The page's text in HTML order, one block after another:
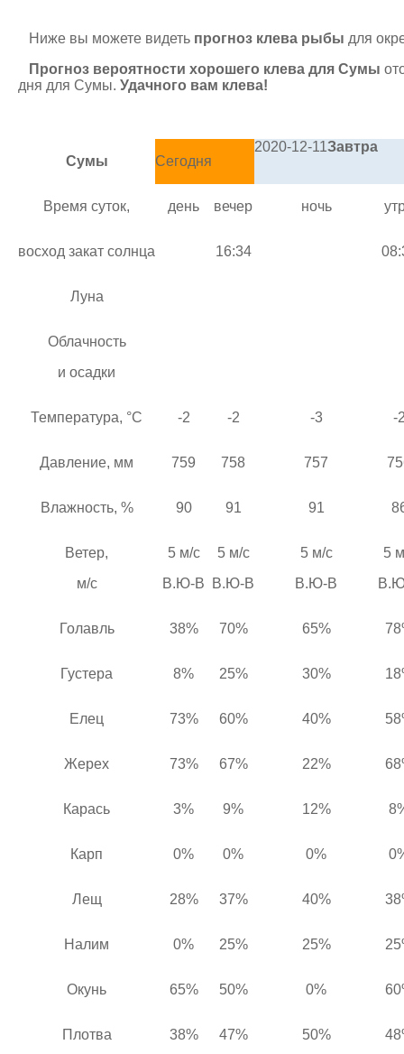
Ниже вы можете видеть прогноз клева рыбы для
Прогноз вероятности хорошего клева для Сумы
дня для Сумы. Удачного вам клева!
Сумы Сегодня
2020-12-11Завтра
Время суток, день вечер ночь
восход закат солнца 16:34
Луна
Облачность
и осадки
Температура, °C -2 -2 -3 -
Давление, мм 759 758 757
Влажность, % 90 91 91
Ветер,
м/с
5 м/с
В.Ю-В
5 м/с
В.Ю-В
5 м/с
В.Ю-В
5
Голавль 38% 70% 65%
Густера 8% 25% 30%
Елец 73% 60% 40%
Жерех 73% 67% 22%
Карась 3% 9% 12%
Карп 0% 0% 0%
Лещ 28% 37% 40%
Налим 0% 25% 25%
Окунь 65% 50% 0%
Плотва 38% 47% 50%